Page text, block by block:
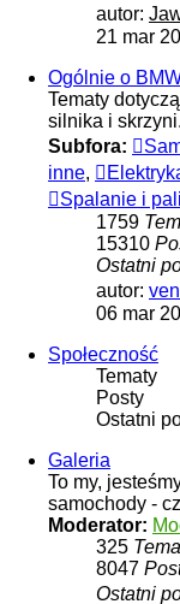
autor:
21 mar
Ogólnie o
Tematy
silnika i skrzyni.
Subfora:
inne,
Spalanie i
1759
15310
Ostatni
autor:
06 mar
Społeczność
Tematy
Posty
Ostatni
Galeria
To my,
samochody -
Moderator:
325
8047
Ostatni